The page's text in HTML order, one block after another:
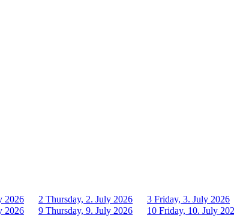
2026 2 Thursday, 2. July 2026 3 Friday, 3. July 2026
2026 9 Thursday, 9. July 2026 10 Friday, 10. July